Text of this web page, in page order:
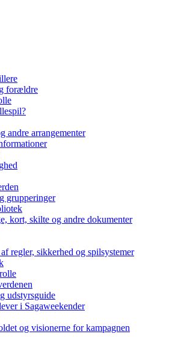
forældre
andre arrangementer
grupperinger
kort, skilte og andre dokumenter
regler, sikkerhed og spilsystemer
udstyrsguide
i Sagaweekender
og visionerne for kampagnen